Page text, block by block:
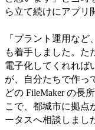
ら立て続けにアプリ
「プラント運用な
も着手しました。た
電子化してくれれば
が、自分たちで作っ
どの FileMaker の長
こで、都城市に拠点
ータスへ相談しまし